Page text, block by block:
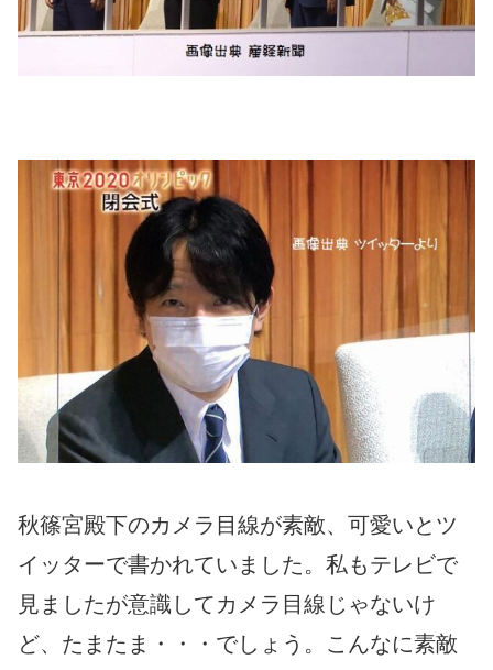
秋篠宮殿下のカメラ目線が素敵、可愛いとツ
イッターで書かれていました。私もテレビで
見ましたが意識してカメラ目線じゃないけ
ど、たまたま・・・でしょう。こんなに素敵